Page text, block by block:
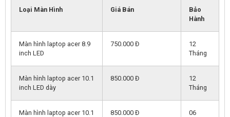
Loại Màn Hình Giá Bán
Bảo
Hành
Màn hình laptop acer 8.9
inch LED
750.000 Đ
12
Tháng
Màn hình laptop acer 10.1
inch LED dày
850.000 Đ
12
Tháng
Màn hình laptop acer 10.1
850.000 Đ
06